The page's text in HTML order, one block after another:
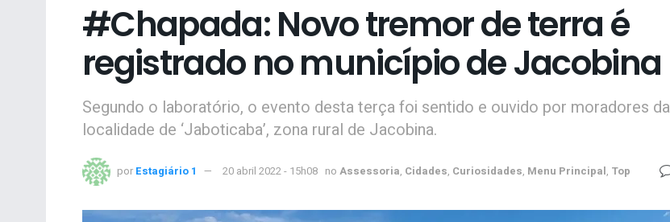
#Chapada: Novo tremor de terra é
registrado no município de Jacobina
Segundo o laboratório, o evento desta terça foi sentido e ouvido por moradores da
localidade de ‘Jaboticaba’, zona rural de Jacobina.
por Estagiário 1 20 abril 2022 - 15h08 no Assessoria, Cidades, Curiosidades, Menu Principal, Top